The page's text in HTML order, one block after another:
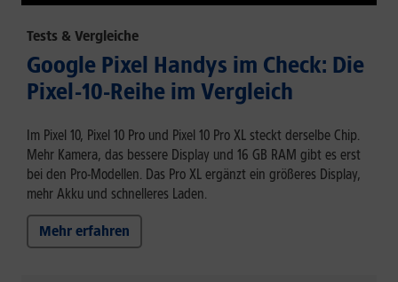
Tests & Vergleiche
Google Pixel Handys im Check: Die
Pixel-10-Reihe im Vergleich
Im Pixel 10, Pixel 10 Pro und Pixel 10 Pro XL steckt derselbe Chip.
Mehr Kamera, das bessere Display und 16 GB RAM gibt es erst
bei den Pro-Modellen. Das Pro XL ergänzt ein größeres Display,
mehr Akku und schnelleres Laden.
Mehr erfahren